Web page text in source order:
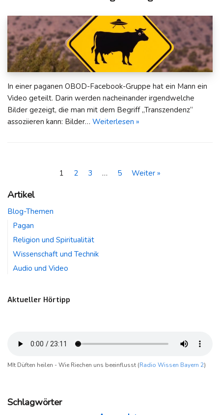
In einer paganen OBOD-Facebook-Gruppe hat ein Mann ein
Video geteilt. Darin werden nacheinander irgendwelche
Bilder gezeigt, die man mit dem Begriff „Transzendenz“
assoziieren kann: Bilder… Weiterlesen »
1 2 3 … 5 Weiter »
Artikel
Blog-Themen
Pagan
Religion und Spiritualität
Wissenschaft und Technik
Audio und Video
Aktueller Hörtipp
MIt Düften heilen - Wie Riechen uns beeinflusst (Radio Wissen Bayern 2)
Schlagwörter